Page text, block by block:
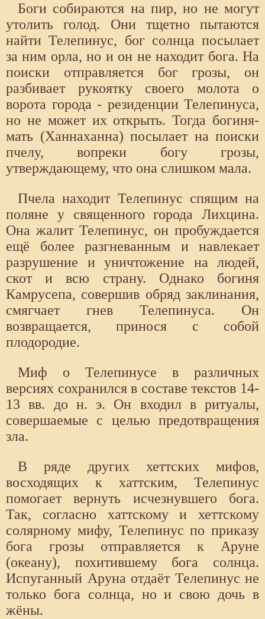
Боги собираются на пир, но не могут
утолить голод. Они тщетно пытаются
найти Телепинус, бог солнца посылает
за ним орла, но и он не находит бога. На
поиски отправляется бог грозы, он
разбивает рукоятку своего молота о
ворота города - резиденции Телепинуса,
но не может их открыть. Тогда богиня-
мать (Ханнаханна) посылает на поиски
пчелу, вопреки богу грозы,
утверждающему, что она слишком мала.
Пчела находит Телепинус спящим на
поляне у священного города Лихцина.
Она жалит Телепинус, он пробуждается
ещё более разгневанным и навлекает
разрушение и уничтожение на людей,
скот и всю страну. Однако богиня
Камрусепа, совершив обряд заклинания,
смягчает гнев Телепинуса. Он
возвращается, принося с собой
плодородие.
Миф о Телепинусе в различных
версиях сохранился в составе текстов 14-
13 вв. до н. э. Он входил в ритуалы,
совершаемые с целью предотвращения
зла.
В ряде других хеттских мифов,
восходящих к хаттским, Телепинус
помогает вернуть исчезнувшего бога.
Так, согласно хаттскому и хеттскому
солярному мифу, Телепинус по приказу
бога грозы отправляется к Аруне
(океану), похитившему бога солнца.
Испуганный Аруна отдаёт Телепинус не
только бога солнца, но и свою дочь в
жёны.